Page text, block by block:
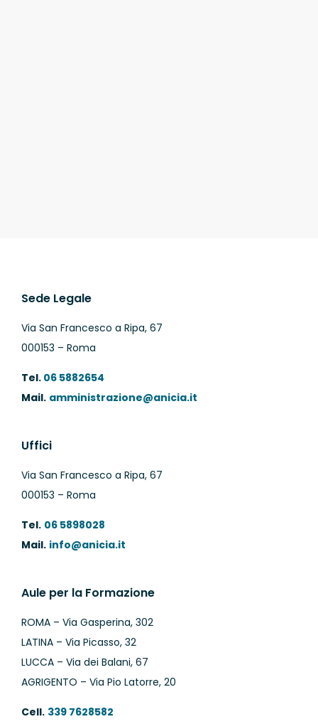
Sede Legale
Via San Francesco a Ripa, 67
000153 – Roma
Tel.06 5882654
Mail. amministrazione@anicia.it
Uffici
Via San Francesco a Ripa, 67
000153 – Roma
Tel. 06 5898028
Mail. info@anicia.it
Aule per la Formazione
ROMA – Via Gasperina, 302
LATINA – Via Picasso, 32
LUCCA – Via dei Balani, 67
AGRIGENTO – Via Pio Latorre, 20
Cell. 339 7628582